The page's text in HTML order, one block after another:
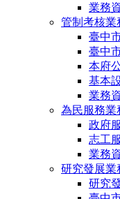
業務
管制考核業
臺中
臺中
本府
基本
業務
為民服務業
政府
志工
業務
研究發展業
研究